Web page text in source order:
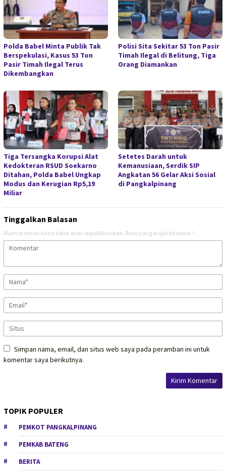
Polda Babel Minta Publik Tak
Berspekulasi, Kasus 53 Ton
Pasir Timah Ilegal Terus
Dikembangkan
Polisi Sita Sekitar 53 Ton Pasir
Timah Ilegal di Belitung, Tiga
Orang Diamankan
Tiga Tersangka Korupsi Alat
Kedokteran RSUD Soekarno
Ditahan, Polda Babel Ungkap
Modus dan Kerugian Rp5,19
Miliar
Setetes Darah untuk
Kemanusiaan, Serdik SIP
Angkatan 56 Gelar Aksi Sosial
di Pangkalpinang
Tinggalkan Balasan
Alamat email Anda tidak akan dipublikasikan. Ruas yang wajib ditandai *
Simpan nama, email, dan situs web saya pada peramban ini untuk
komentar saya berikutnya.
TOPIK POPULER
PEMKOT PANGKALPINANG
PEMKAB BATENG
BERITA